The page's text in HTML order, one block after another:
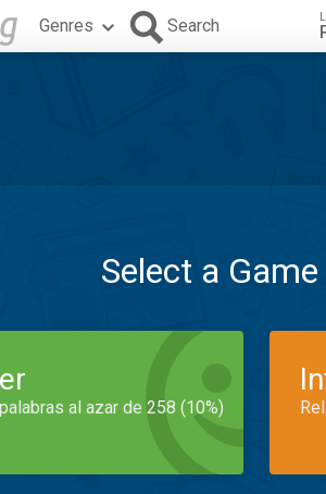
Genres Search
Select a
al azar de 258 (10%)